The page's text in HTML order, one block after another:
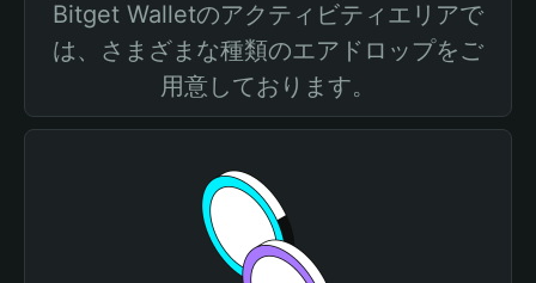
Bitget Walletのアクティビティエリアで
は、さまざまな種類のエアドロップをご
用意しております。